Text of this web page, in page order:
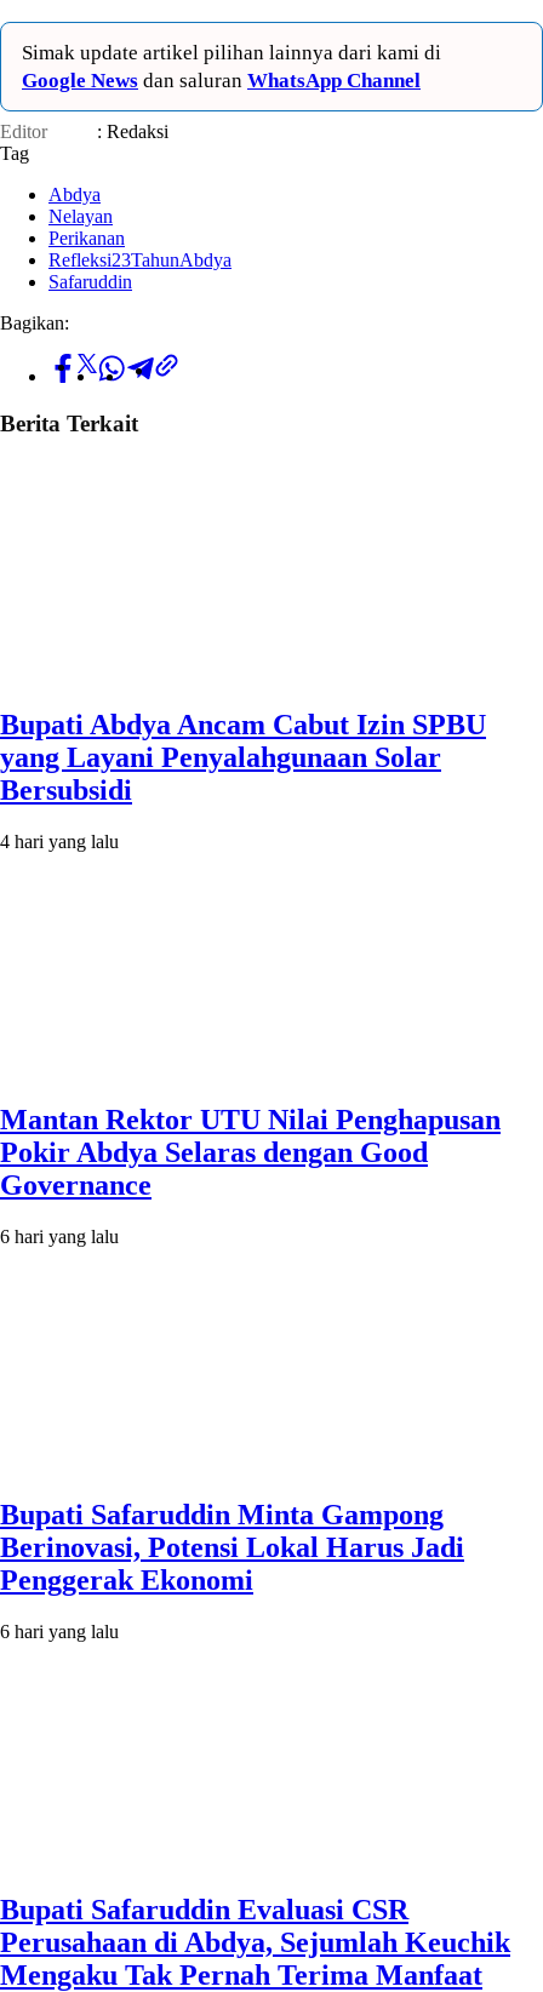
Simak update artikel pilihan lainnya dari kami di
Google News dan saluran WhatsApp Channel
Editor
: Redaksi
Tag
Abdya
Nelayan
Perikanan
Refleksi23TahunAbdya
Safaruddin
Bagikan:
Berita Terkait
Bupati Abdya Ancam Cabut Izin SPBU
yang Layani Penyalahgunaan Solar
Bersubsidi
4 hari yang lalu
Mantan Rektor UTU Nilai Penghapusan
Pokir Abdya Selaras dengan Good
Governance
6 hari yang lalu
Bupati Safaruddin Minta Gampong
Berinovasi, Potensi Lokal Harus Jadi
Penggerak Ekonomi
6 hari yang lalu
Bupati Safaruddin Evaluasi CSR
Perusahaan di Abdya, Sejumlah Keuchik
Mengaku Tak Pernah Terima Manfaat